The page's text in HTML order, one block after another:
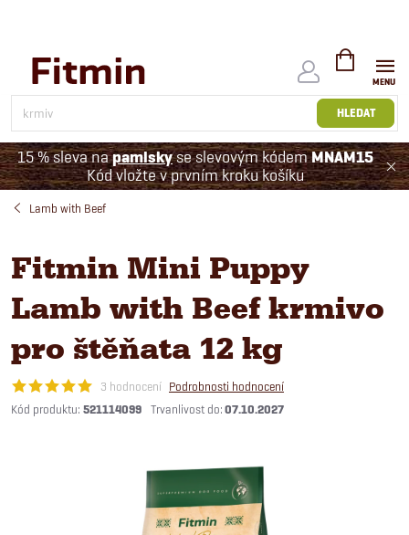
HLEDAT
NÁKUPNÍ
KOŠÍK
15 % sleva napamlskyse slevovým kódemMNAM15
Kód vložte v prvním kroku košíku
Lamb with Beef
Fitmin Mini Puppy
Lamb with Beef krmivo
pro štěňata 12 kg
3 hodnocení Podrobnosti hodnocení
Kód produktu: 521114099 07.10.2027